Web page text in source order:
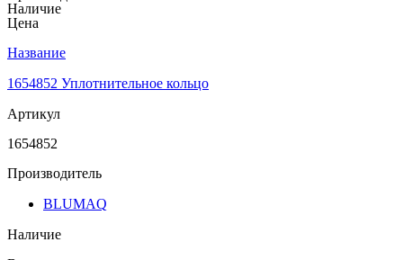
Наличие
Цена
Название
1654852 Уплотнительное кольцо
Артикул
1654852
Производитель
BLUMAQ
Наличие